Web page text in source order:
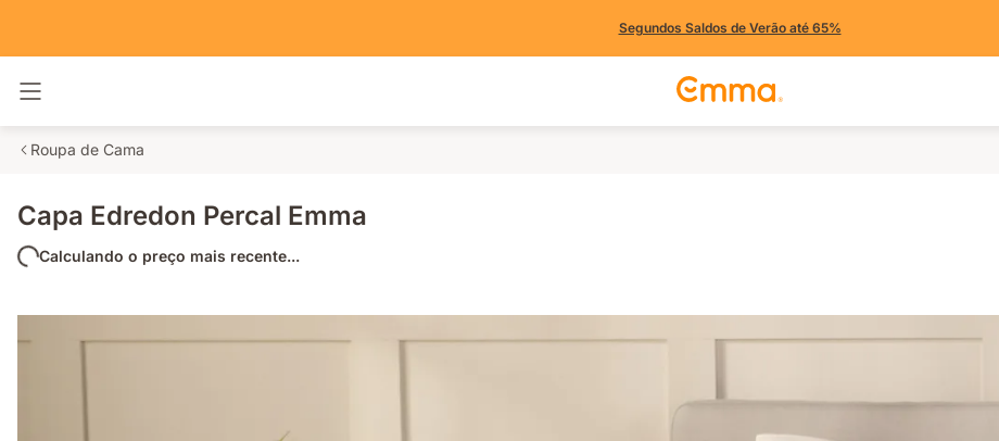
Segundos Saldos de Verão até 65%
Roupa de Cama
Capa Edredon Percal Emma
Calculando o preço mais recente...